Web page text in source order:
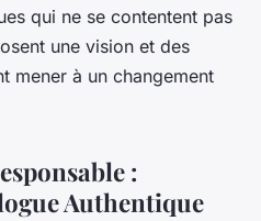
qui ne se contentent pas
une vision et des
mener à un changement
:
Authentique